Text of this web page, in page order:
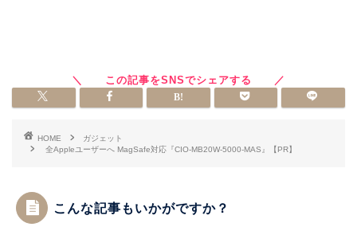
HOME
ガジェット
全Appleユーザーへ MagSafe対応『CIO-MB20W-5000-MAS』【PR】
こんな記事もいかがですか？